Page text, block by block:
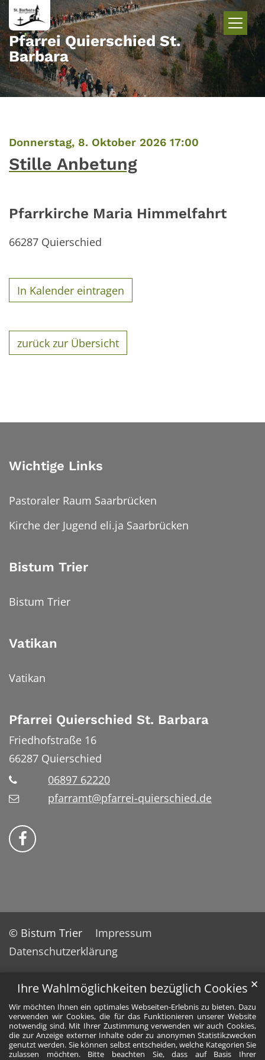
Ihre Wahlmöglichkeiten bezüglich Cookies
Wir möchten Ihnen ein optimales Webseiten-Erlebnis zu bieten. Dazu
verwenden wir Cookies, die für das Funktionieren unserer Website
notwendig sind. Mit Ihrer Zustimmung verwenden wir auch Cookies,
die zur Anzeige externer Inhalte oder zu anonymen Statistikzwecken
genutzt werden. Sie können selbst entscheiden, welche Kategorien Sie
zulassen möchten. Bitte beachten Sie, dass auf Basis Ihrer
✕
Zum Inhalt springen
Pfarrei Quierschied St.
Barbara
Donnerstag, 8. Oktober 2026 17:00
Stille Anbetung
Pfarrkirche Maria Himmelfahrt
66287 Quierschied
In Kalender eintragen
zurück zur Übersicht
Wichtige Links
Pastoraler Raum Saarbrücken
Kirche der Jugend eli.ja Saarbrücken
Bistum Trier
Bistum Trier
Vatikan
Vatikan
Pfarrei Quierschied St. Barbara
Friedhofstraße 16
66287 Quierschied
06897 62220
pfarramt@pfarrei-quierschied.de
Bistum Trier auf Facebook
© Bistum Trier
Impressum
Datenschutzerklärung